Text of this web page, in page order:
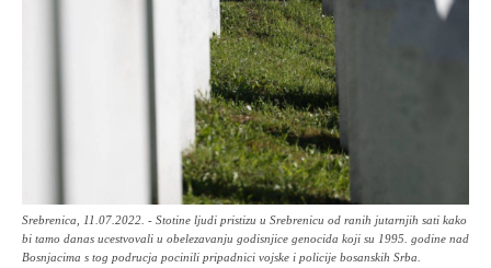
Srebrenica, 11.07.2022. - Stotine ljudi pristizu u Srebrenicu od ranih jutarnjih sati kako
bi tamo danas ucestvovali u obelezavanju godisnjice genocida koji su 1995. godine nad
Bosnjacima s tog podrucja pocinili pripadnici vojske i policije bosanskih Srba.